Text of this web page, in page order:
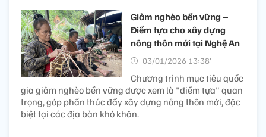
Giảm nghèo bền vững –
Điểm tựa cho xây dựng
nông thôn mới tại Nghệ An
03/01/2026 13:38’
Chương trình mục tiêu quốc
gia giảm nghèo bền vững được xem là "điểm tựa" quan
trọng, góp phần thúc đẩy xây dựng nông thôn mới, đặc
biệt tại các địa bàn khó khăn.